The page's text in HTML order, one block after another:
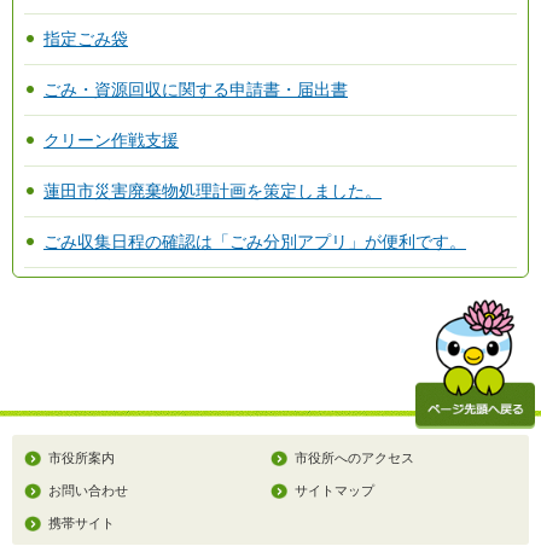
指定ごみ袋
ごみ・資源回収に関する申請書・届出書
クリーン作戦支援
蓮田市災害廃棄物処理計画を策定しました。
ごみ収集日程の確認は「ごみ分別アプリ」が便利です。
市役所案内 市役所へのアクセス
お問い合わせ サイトマップ
携帯サイト